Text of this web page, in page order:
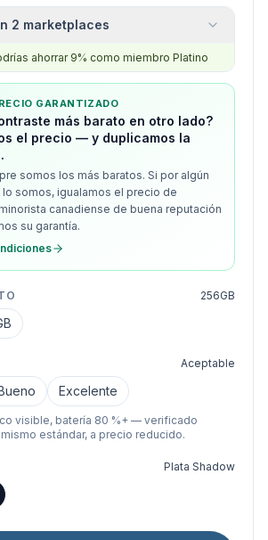
2 marketplaces
ahorrar 9% como miembro Platino
GARANTIZADO
más barato en otro lado?
el precio — y duplicamos la
somos los más baratos. Si por algún
lo somos, igualamos el precio de
canadiense de buena reputación
su garantía.
256GB
Aceptable
Excelente
visible, batería 80 %+ — verificado
estándar, a precio reducido.
Plata Shadow